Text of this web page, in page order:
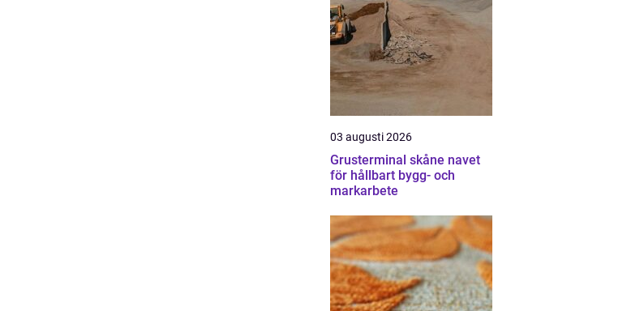
03 augusti 2026
Grusterminal skåne navet
för hållbart bygg- och
markarbete